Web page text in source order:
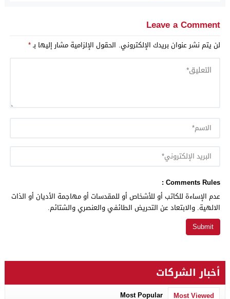
Leave a Comment
لن يتم نشر عنوان بريدك الإلكتروني. الحقول الإلزامية مشار إليها بـ*
Comments Rules :
عدم الإساءة للكاتب أو للأشخاص أو للمقدسات أو مهاجمة الأديان أو الذات
الالهية. والابتعاد عن التحريض الطائفي والعنصري والشتائم.
أخبار الشركات
Most Viewed
Most Popular